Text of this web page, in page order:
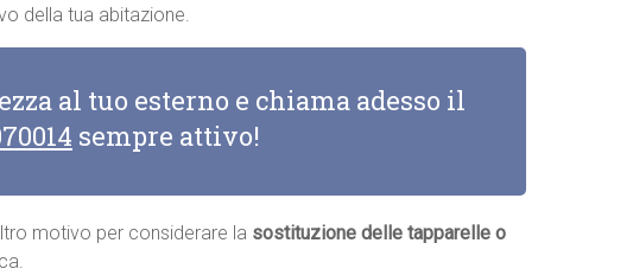
della tua abitazione.
al tuo esterno e chiama adesso il
sempre attivo!
motivo per considerare la sostituzione delle tapparelle o